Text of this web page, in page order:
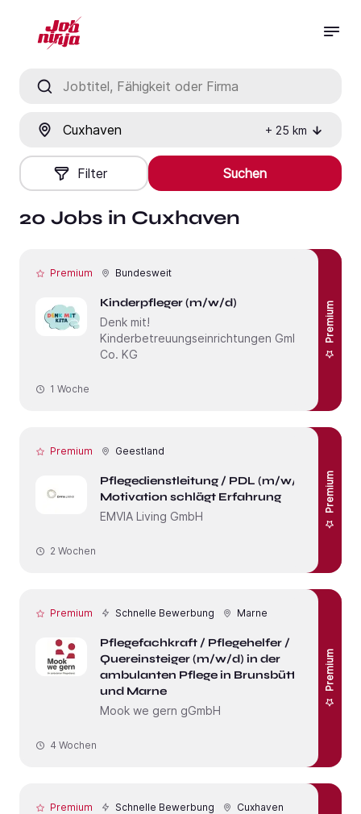
+ 25 km
Filter Suchen
20 Jobs in Cuxhaven
Premium Bundesweit
Kinderpfleger (m/w/d)
Denk mit!
Kinderbetreuungseinrichtungen GmbH &
Co. KG
Premium
1 Woche
Premium Geestland
Pflegedienstleitung / PDL (m/w/d)
Motivation schlägt Erfahrung
EMVIA Living GmbH
Premium
2 Wochen
Premium Schnelle Bewerbung Marne
Pflegefachkraft / Pflegehelfer /
Quereinsteiger (m/w/d) in der
ambulanten Pflege in Brunsbüttel
und Marne
Mook we gern gGmbH
Premium
4 Wochen
Premium Schnelle Bewerbung Cuxhaven